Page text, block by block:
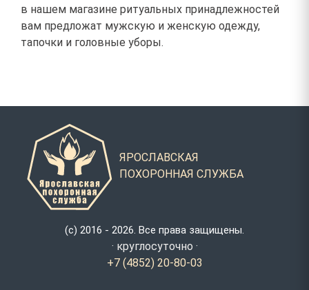
в нашем магазине ритуальных принадлежностей
вам предложат мужскую и женскую одежду,
тапочки и головные уборы.
ЯРОСЛАВСКАЯ
ПОХОРОННАЯ СЛУЖБА
(с) 2016 - 2026. Все права защищены.
· круглосуточно ·
+7 (4852) 20-80-03